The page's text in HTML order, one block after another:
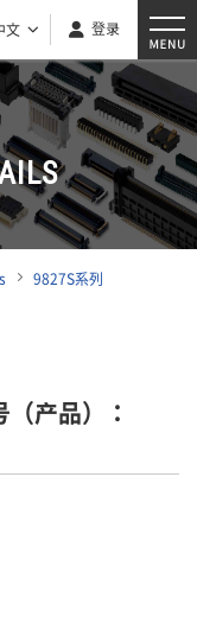
文 登录
9827S系列
（产品）：